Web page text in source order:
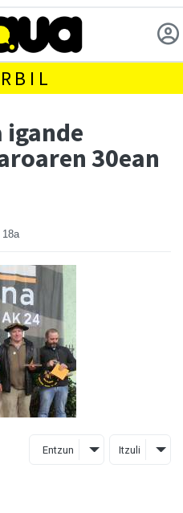
igande
30ean
18a
Entzun Itzuli